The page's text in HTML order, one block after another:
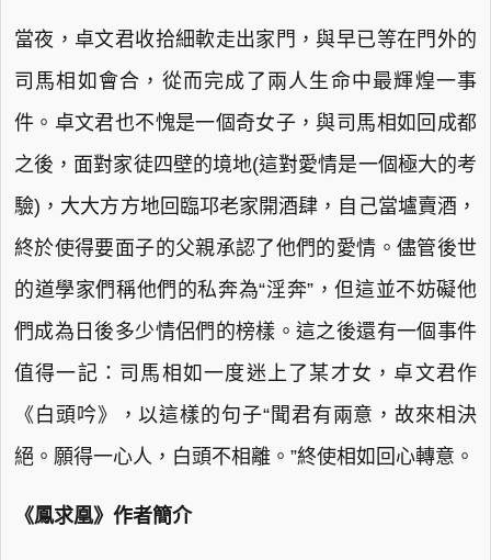
當夜，卓文君收拾細軟走出家門，與早已等在門外的
司馬相如會合，從而完成了兩人生命中最輝煌一事
件。卓文君也不愧是一個奇女子，與司馬相如回成都
之後，面對家徒四壁的境地(這對愛情是一個極大的考
驗)，大大方方地回臨邛老家開酒肆，自己當壚賣酒，
終於使得要面子的父親承認了他們的愛情。儘管後世
的道學家們稱他們的私奔為“淫奔”，但這並不妨礙他
們成為日後多少情侶們的榜樣。這之後還有一個事件
值得一記：司馬相如一度迷上了某才女，卓文君作
《白頭吟》，以這樣的句子“聞君有兩意，故來相決
絕。願得一心人，白頭不相離。”終使相如回心轉意。
《鳳求凰》作者簡介